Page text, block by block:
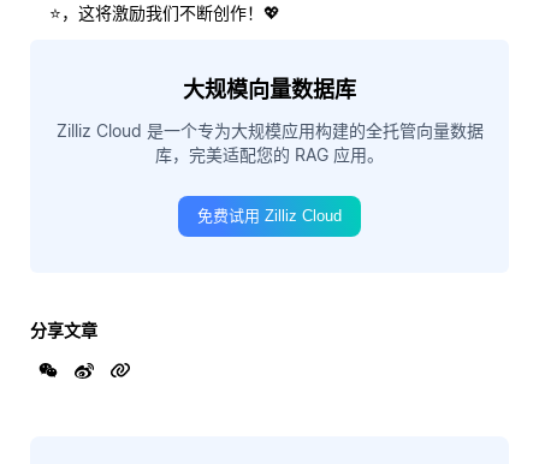
⭐，这将激励我们不断创作！💖
大规模向量数据库
Zilliz Cloud 是一个专为大规模应用构建的全托管向量数据
库，完美适配您的 RAG 应用。
免费试用 Zilliz Cloud
分享文章